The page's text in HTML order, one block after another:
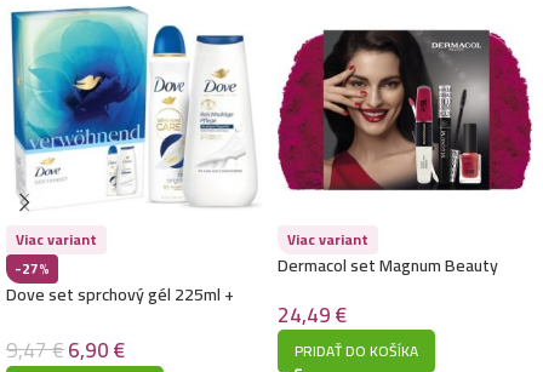
-27%
Viac variant
Dove set sprchový gél 225ml +
9,47€6,90€
Viac variant
Dermacol set Magnum Beauty
24,49€
PRIDAŤ DO KOŠÍKA